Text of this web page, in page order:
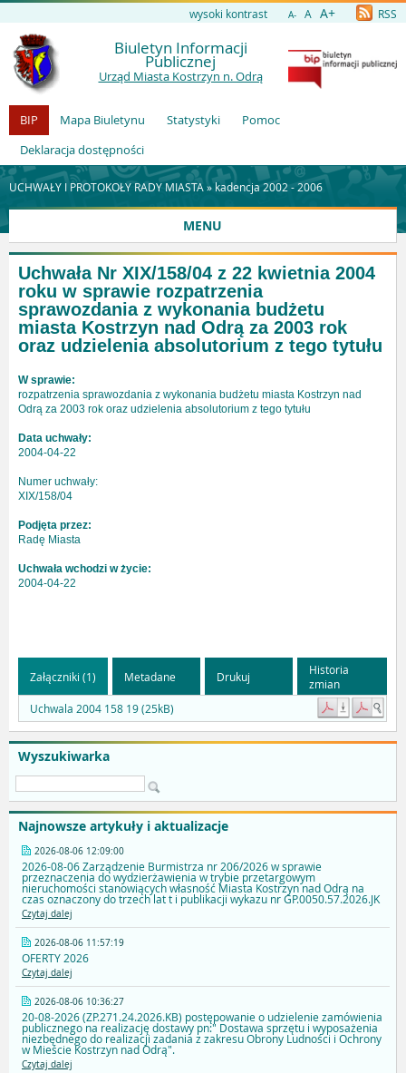
wysoki kontrast A- A A+ RSS
Biuletyn Informacji
Publicznej
Urząd Miasta Kostrzyn n. Odrą
BIP Mapa Biuletynu Statystyki
Pomoc
Deklaracja dostępności
UCHWAŁY I PROTOKOŁY RADY MIASTA »kadencja 2002 - 2006
MENU
Wyszukiwarka
Najnowsze artykuły i aktualizacje
2026-08-06 12:09:00
2026-08-06 Zarządzenie Burmistrza nr 206/2026 w sprawie
przeznaczenia do wydzierżawienia w trybie przetargowym
nieruchomości stanowiących własność Miasta Kostrzyn nad Odrą na
czas oznaczony do trzech lat t i publikacji wykazu nr GP.0050.57.2026.JK
Czytaj dalej
2026-08-06 11:57:19
OFERTY 2026
Czytaj dalej
2026-08-06 10:36:27
20-08-2026 (ZP.271.24.2026.KB) postępowanie o udzielenie zamówienia
publicznego na realizację dostawy pn:" Dostawa sprzętu i wyposażenia
niezbędnego do realizacji zadania z zakresu Obrony Ludności i Ochrony
w Mieście Kostrzyn nad Odrą".
Czytaj dalej
Uchwała Nr XIX/158/04 z 22 kwietnia 2004
roku w sprawie rozpatrzenia
sprawozdania z wykonania budżetu
miasta Kostrzyn nad Odrą za 2003 rok
oraz udzielenia absolutorium z tego tytułu
W sprawie:
rozpatrzenia sprawozdania z wykonania budżetu miasta Kostrzyn nad
Odrą za 2003 rok oraz udzielenia absolutorium z tego tytułu
Data uchwały:
2004-04-22
Numer uchwały:
XIX/158/04
Podjęta przez:
Radę Miasta
Uchwała wchodzi w życie:
2004-04-22
Załączniki (1) Metadane Drukuj
Historia
zmian
Uchwala 2004 158 19 (25kB)